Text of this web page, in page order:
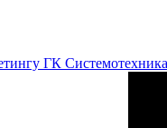
ГК Системотехника